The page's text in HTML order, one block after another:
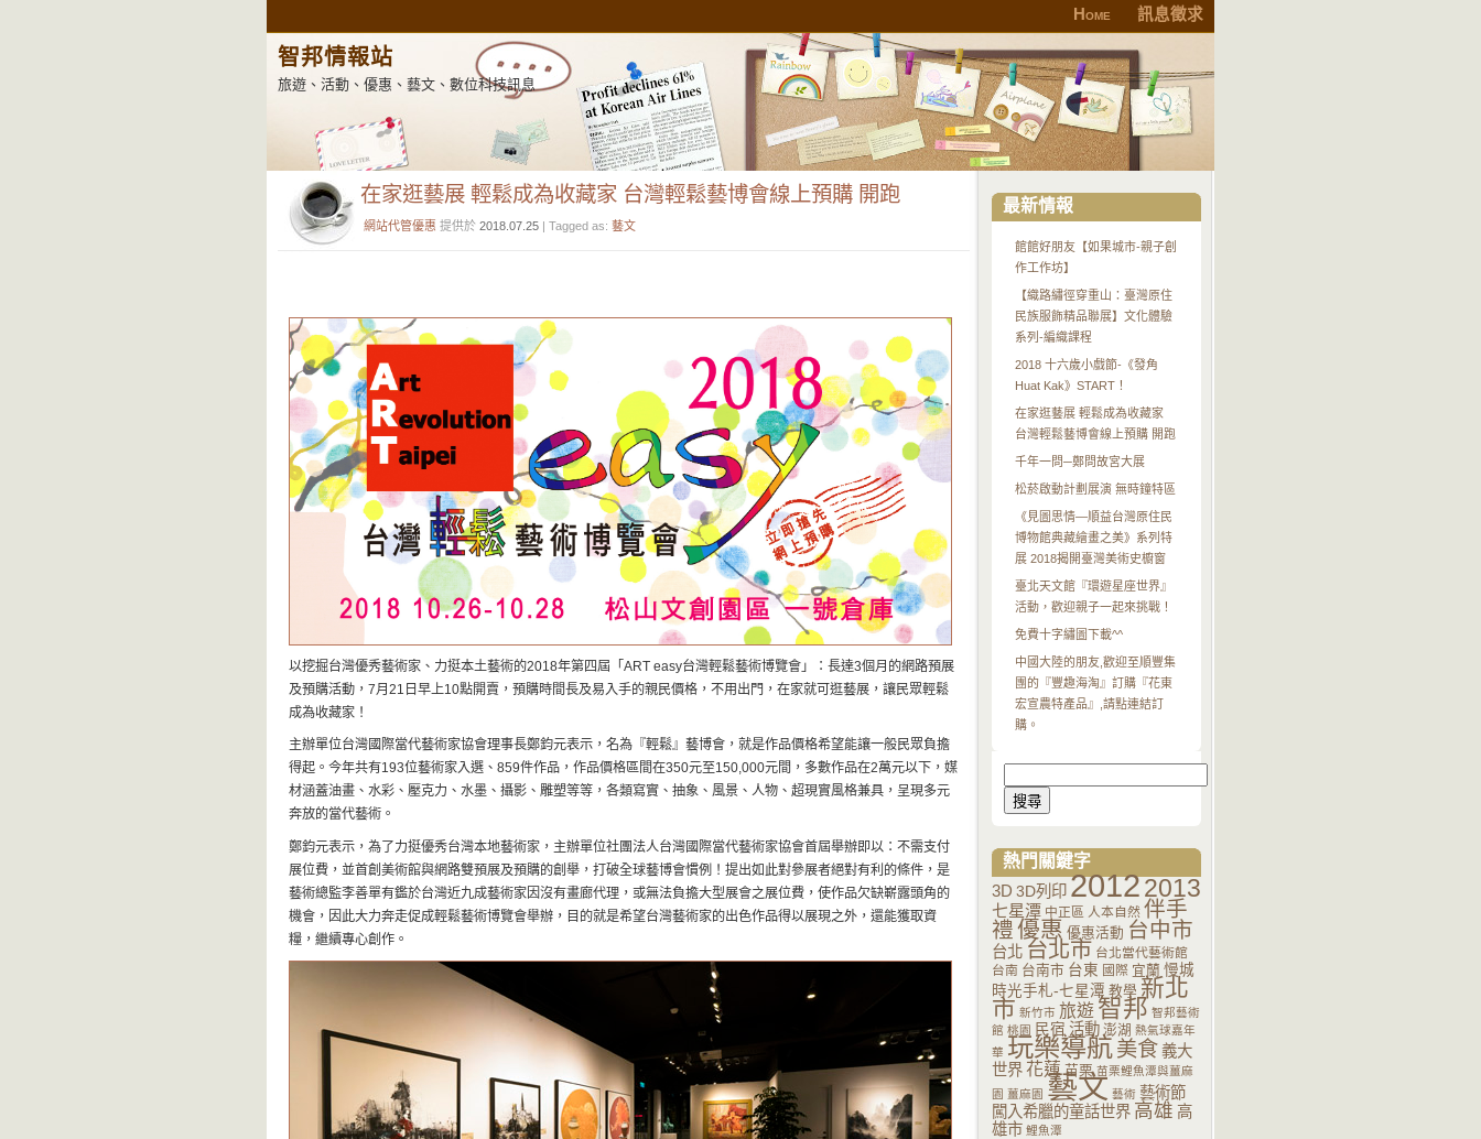
Home 訊息徵求
智邦情報站
旅遊、活動、優惠、藝文、數位科技訊息
在家逛藝展 輕鬆成為收藏家 台灣輕鬆藝博會線上預購 開跑
網站代管優惠 提供於 2018.07.25 | Tagged as: 藝文
以挖掘台灣優秀藝術家、力挺本土藝術的2018年第四屆「ART easy台灣輕鬆藝術博覽會」：長達3個月的網路預展
及預購活動，7月21日早上10點開賣，預購時間長及易入手的親民價格，不用出門，在家就可逛藝展，讓民眾輕鬆
成為收藏家！
主辦單位台灣國際當代藝術家協會理事長鄭鈞元表示，名為『輕鬆』藝博會，就是作品價格希望能讓一般民眾負擔
得起。今年共有193位藝術家入選、859件作品，作品價格區間在350元至150,000元間，多數作品在2萬元以下，媒
材涵蓋油畫、水彩、壓克力、水墨、攝影、雕塑等等，各類寫實、抽象、風景、人物、超現實風格兼具，呈現多元
奔放的當代藝術。
鄭鈞元表示，為了力挺優秀台灣本地藝術家，主辦單位社團法人台灣國際當代藝術家協會首屆舉辦即以：不需支付
展位費，並首創美術館與網路雙預展及預購的創舉，打破全球藝博會慣例！提出如此對參展者絕對有利的條件，是
藝術總監李善單有鑑於台灣近九成藝術家因沒有畫廊代理，或無法負擔大型展會之展位費，使作品欠缺嶄露頭角的
機會，因此大力奔走促成輕鬆藝術博覽會舉辦，目的就是希望台灣藝術家的出色作品得以展現之外，還能獲取資
糧，繼續專心創作。
最新情報
館館好朋友【如果城市-親子創
作工作坊】
【織路繡徑穿重山：臺灣原住
民族服飾精品聯展】文化體驗
系列-編織課程
2018 十六歲小戲節-《發角
Huat Kak》START！
在家逛藝展 輕鬆成為收藏家
台灣輕鬆藝博會線上預購 開跑
千年一問─鄭問故宮大展
松菸啟動計劃展演 無時鐘特區
《見圖思情—順益台灣原住民
博物館典藏繪畫之美》系列特
展 2018揭開臺灣美術史櫥窗
臺北天文館『環遊星座世界』
活動，歡迎親子一起來挑戰！
免費十字繡圖下載^^
中國大陸的朋友,歡迎至順豐集
團的『豐趣海淘』訂購『花東
宏宣農特產品』,請點連結訂
購。
尋
關
熱門關鍵字
3D 3D列印20122013
七星潭 中正區 人本自然 伴手
禮優惠 優惠活動 台中市
台北 台北市 台北當代藝術館
台南 台南市 台東 國際 宜蘭 慢城
時光手札-七星潭 教學 新北
市 新竹市 旅遊 智邦 智邦藝術
館 桃園 民宿 活動 澎湖 熱氣球嘉年
華 玩樂導航美食義大
世界花蓮 苗栗 苗栗鯉魚潭與薑麻
園 薑麻園 藝文 藝術 藝術節
闖入希臘的童話世界 高雄 高
雄市 鯉魚潭